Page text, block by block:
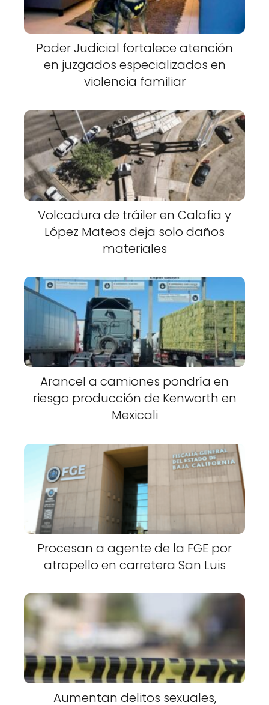
Poder Judicial fortalece atención
en juzgados especializados en
violencia familiar
Volcadura de tráiler en Calafia y
López Mateos deja solo daños
materiales
Arancel a camiones pondría en
riesgo producción de Kenworth en
Mexicali
Procesan a agente de la FGE por
atropello en carretera San Luis
Aumentan delitos sexuales,